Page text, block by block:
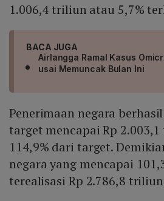
1.006,4 triliun atau 5,7%
BACA JUGA
Airlangga Ramal Kasus
usai Memuncak Bulan Ini
Penerimaan negara
target mencapai Rp
114,9% dari target.
negara yang mencapai
terealisasi Rp 2.786,8